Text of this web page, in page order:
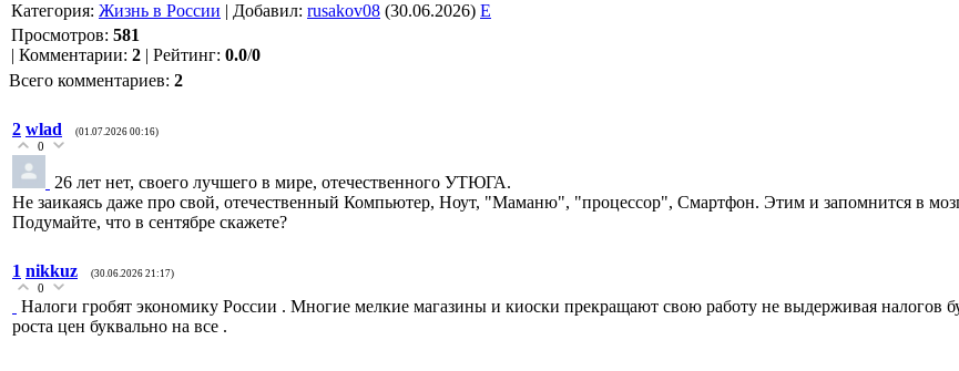
Категория: Жизнь в России | Добавил: rusakov08 (30.06.2026) E
Просмотров: 581
| Комментарии: 2 | Рейтинг: 0.0/0
Всего комментариев: 2
2 wlad (01.07.2026 00:16)
0
26 лет нет, своего лучшего в мире, отечественного УТЮГА.
Не заикаясь даже про свой, отечественный Компьютер, Ноут, "Маманю", "процессор", Смартфон. Этим и запомнится в
Подумайте, что в сентябре скажете?
1 nikkuz (30.06.2026 21:17)
0
Налоги гробят экономику России . Многие мелкие магазины и киоски прекращают свою работу не выдерживая налогов
роста цен буквально на все .